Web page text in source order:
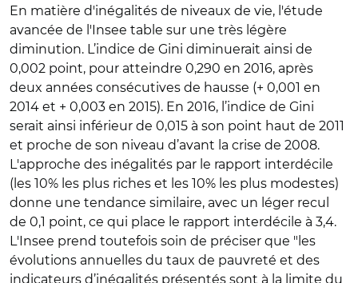
En matière d'inégalités de niveaux de vie, l'étude
avancée de l'Insee table sur une très légère
diminution. L’indice de Gini diminuerait ainsi de
0,002 point, pour atteindre 0,290 en 2016, après
deux années consécutives de hausse (+ 0,001 en
2014 et + 0,003 en 2015). En 2016, l’indice de Gini
serait ainsi inférieur de 0,015 à son point haut de 2011
et proche de son niveau d’avant la crise de 2008.
L'approche des inégalités par le rapport interdécile
(les 10% les plus riches et les 10% les plus modestes)
donne une tendance similaire, avec un léger recul
de 0,1 point, ce qui place le rapport interdécile à 3,4.
L'Insee prend toutefois soin de préciser que "les
évolutions annuelles du taux de pauvreté et des
indicateurs d’inégalités présentés sont à la limite du